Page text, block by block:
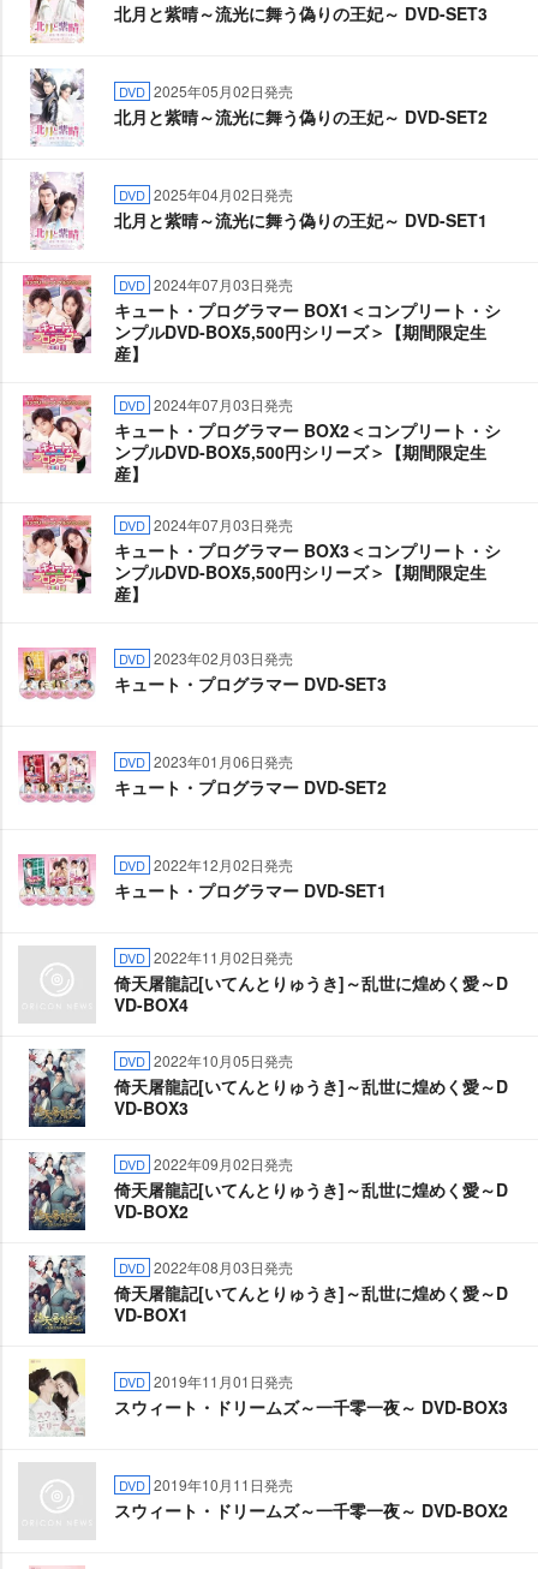
北月と紫晴～流光に舞う偽りの王妃～ DVD-SET3
DVD 2025年05月02日発売
北月と紫晴～流光に舞う偽りの王妃～ DVD-SET2
DVD 2025年04月02日発売
北月と紫晴～流光に舞う偽りの王妃～ DVD-SET1
DVD 2024年07月03日発売
キュート・プログラマー BOX1＜コンプリート・シ
ンプルDVD‐BOX5,500円シリーズ＞【期間限定生
産】
DVD 2024年07月03日発売
キュート・プログラマー BOX2＜コンプリート・シ
ンプルDVD‐BOX5,500円シリーズ＞【期間限定生
産】
DVD 2024年07月03日発売
キュート・プログラマー BOX3＜コンプリート・シ
ンプルDVD‐BOX5,500円シリーズ＞【期間限定生
産】
DVD 2023年02月03日発売
キュート・プログラマー DVD-SET3
DVD 2023年01月06日発売
キュート・プログラマー DVD-SET2
DVD 2022年12月02日発売
キュート・プログラマー DVD-SET1
DVD 2022年11月02日発売
倚天屠龍記[いてんとりゅうき]～乱世に煌めく愛～D
VD-BOX4
DVD 2022年10月05日発売
倚天屠龍記[いてんとりゅうき]～乱世に煌めく愛～D
VD-BOX3
DVD 2022年09月02日発売
倚天屠龍記[いてんとりゅうき]～乱世に煌めく愛～D
VD-BOX2
DVD 2022年08月03日発売
倚天屠龍記[いてんとりゅうき]～乱世に煌めく愛～D
VD-BOX1
DVD 2019年11月01日発売
スウィート・ドリームズ～一千零一夜～ DVD-BOX3
DVD 2019年10月11日発売
スウィート・ドリームズ～一千零一夜～ DVD-BOX2